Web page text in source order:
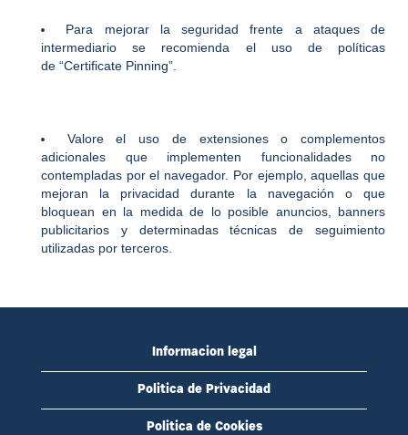
Para mejorar la seguridad frente a ataques de
intermediario se recomienda el uso de políticas
de “Certificate Pinning”.
Valore el uso de extensiones o complementos
adicionales que implementen funcionalidades no
contempladas por el navegador. Por ejemplo, aquellas que
mejoran la privacidad durante la navegación o que
bloquean en la medida de lo posible anuncios, banners
publicitarios y determinadas técnicas de seguimiento
utilizadas por terceros.
Informacion legal
Politica de Privacidad
Politica de Cookies